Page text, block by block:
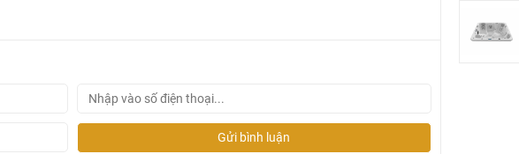
Gửi bình luận